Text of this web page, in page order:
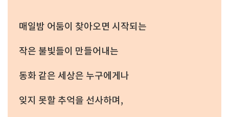
매일밤 어둠이 찾아오면 시작되는
작은 불빛들이 만들어내는
동화 같은 세상은 누구에게나
잊지 못할 추억을 선사하며,